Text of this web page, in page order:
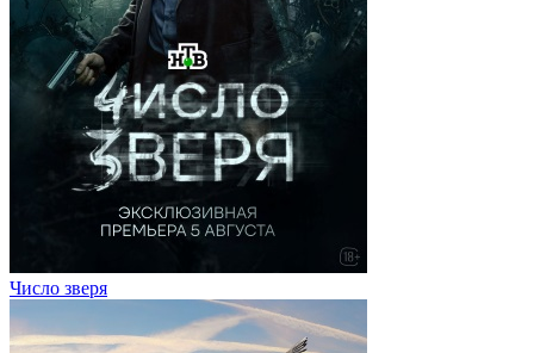
Число зверя